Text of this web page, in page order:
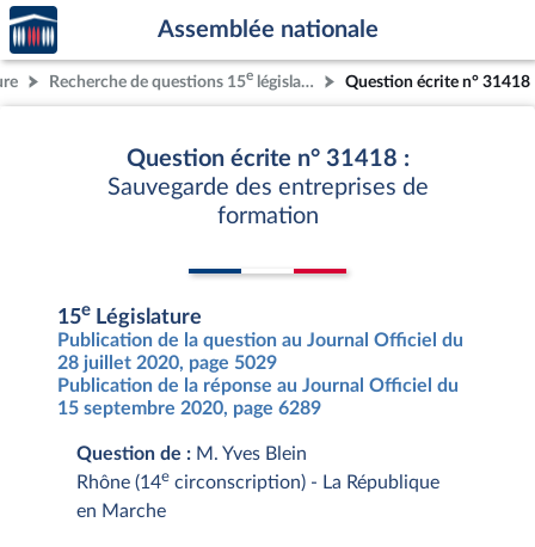
Aller au contenu
Aller en bas de la page
Accèder
à la
page
d'accueil
Assemblée nationale
Recherche de questions 15e législature Question écrite n° 31418
Question écrite n° 31418 :
Sauvegarde des entreprises de
formation
15e Législature
Publication de la question au Journal Officiel du
28 juillet 2020, page 5029
Publication de la réponse au Journal Officiel du
15 septembre 2020, page 6289
Question de : M. Yves Blein
Rhône (14e circonscription) - La République
en Marche